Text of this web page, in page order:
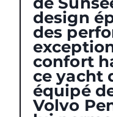
design
des
confort
ce yacht
équipé
Volvo